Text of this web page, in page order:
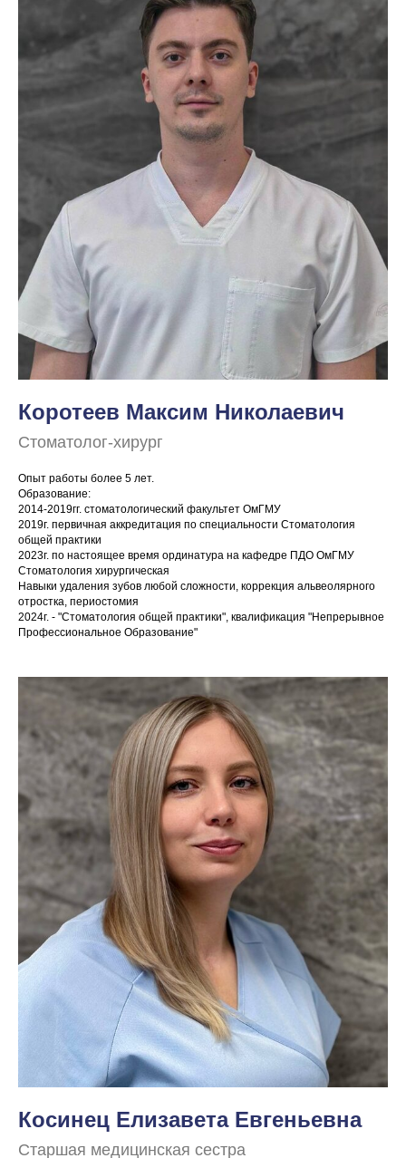
Коротеев Максим Николаевич
Стоматолог-хирург
Опыт работы более 5 лет.
Образование:
2014-2019гг. стоматологический факультет ОмГМУ
2019г. первичная аккредитация по специальности Стоматология
общей практики
2023г. по настоящее время ординатура на кафедре ПДО ОмГМУ
Стоматология хирургическая
Навыки удаления зубов любой сложности, коррекция альвеолярного
отростка, периостомия
2024г. - "Стоматология общей практики", квалификация "Непрерывное
Профессиональное Образование"
Косинец Елизавета Евгеньевна
Старшая медицинская сестра